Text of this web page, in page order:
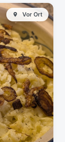
Vor Ort